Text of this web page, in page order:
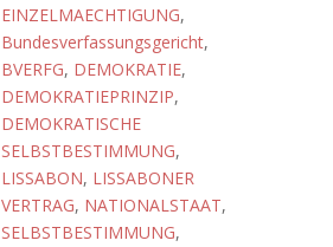
EINZELMAECHTIGUNG,
Bundesverfassungsgericht,
BVERFG, DEMOKRATIE,
DEMOKRATIEPRINZIP,
DEMOKRATISCHE
SELBSTBESTIMMUNG,
LISSABON, LISSABONER
VERTRAG, NATIONALSTAAT,
SELBSTBESTIMMUNG,